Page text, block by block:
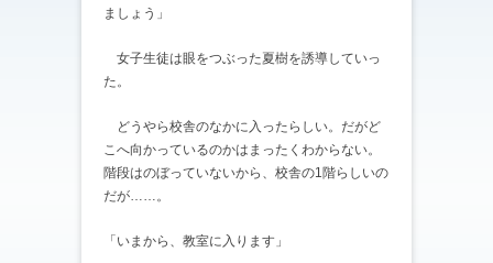
ましょう」
女子生徒は眼をつぶった夏樹を誘導していっ
た。
どうやら校舎のなかに入ったらしい。だがど
こへ向かっているのかはまったくわからない。
階段はのぼっていないから、校舎の1階らしいの
だが……。
「いまから、教室に入ります」